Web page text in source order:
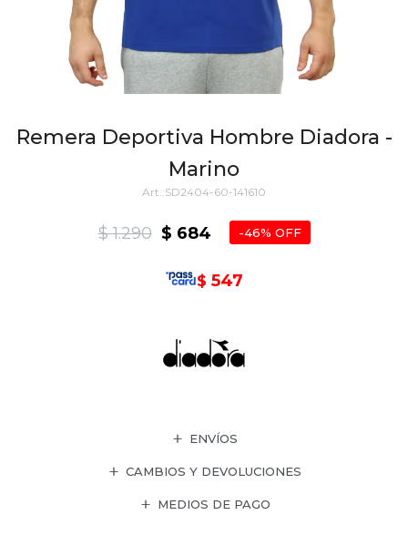
Remera Deportiva Hombre Diadora -
Marino
SD2404-60-141610
$ 684
$ 1.290 46
$ 547
ENVÍOS
CAMBIOS Y DEVOLUCIONES
MEDIOS DE PAGO